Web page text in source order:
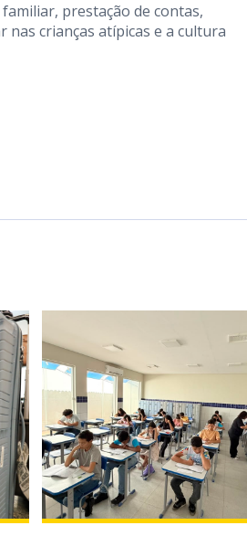
prestação de contas,
nas crianças atípicas e a cultura